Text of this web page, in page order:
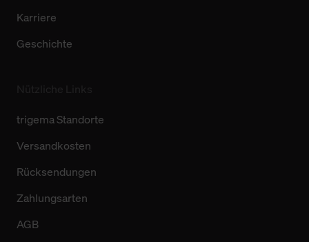
Karriere
Geschichte
trigema Standorte
Versandkosten
Rücksendungen
Zahlungsarten
AGB